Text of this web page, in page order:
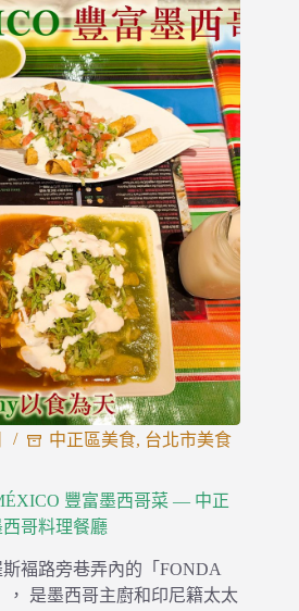
市]
[板
橋
區]
Popeyes
Chicken
板
橋
雙
十
店
中正區美食, 台北市美食
豐富墨西哥菜 — 中正
哥料理餐廳
褔路旁巷弄內的「FONDA
是墨西哥主廚和印尼籍太太